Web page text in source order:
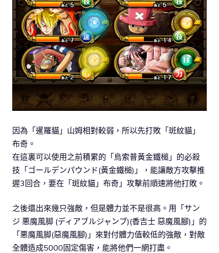
因為「暹羅貓」山姆相對較弱，所以先打敗「斑紋貓」
布奇。
在這裏可以使用之前積累的「烏索普黃金鐵槌」的必殺
技「ゴールデンパウンド(黃金鐵槌)」，能讓敵方攻擊推
遲3回合，要在「斑紋貓」布奇」攻擊前順速將他打敗。
之後還出來幾只強敵，但是體力並不是很高。用「サン
ジ 悪魔風脚 (ディアブルジャンブ)(香吉士 惡魔風腳)」的
「悪魔風脚(惡魔風腳)」來對付體力值較低的強敵，對敵
全體造成5000固定傷害，能將他們一網打盡。